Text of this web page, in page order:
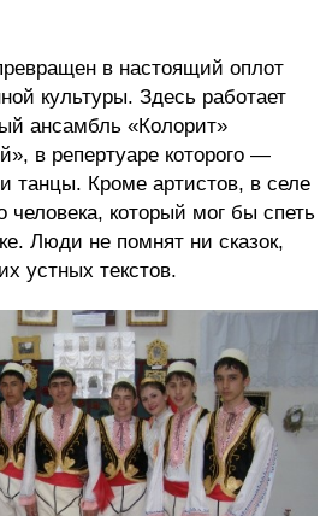
в настоящий оплот
культуры. Здесь работает
ансамбль «Колорит»
в репертуаре которого —
танцы. Кроме артистов, в селе
человека, который мог бы спеть
Люди не помнят ни сказок,
устных текстов.